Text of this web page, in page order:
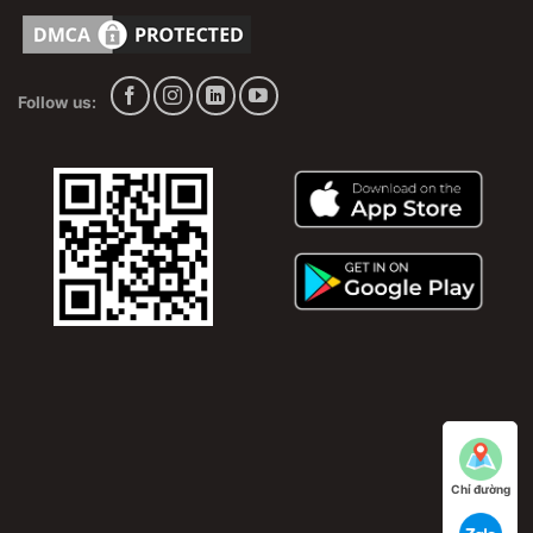
trường, máy lạnh tủ đứng, máy lạnh âm tường và bơm
ga R22, ga R32, ga R410A
Follow us:
Chỉ đường